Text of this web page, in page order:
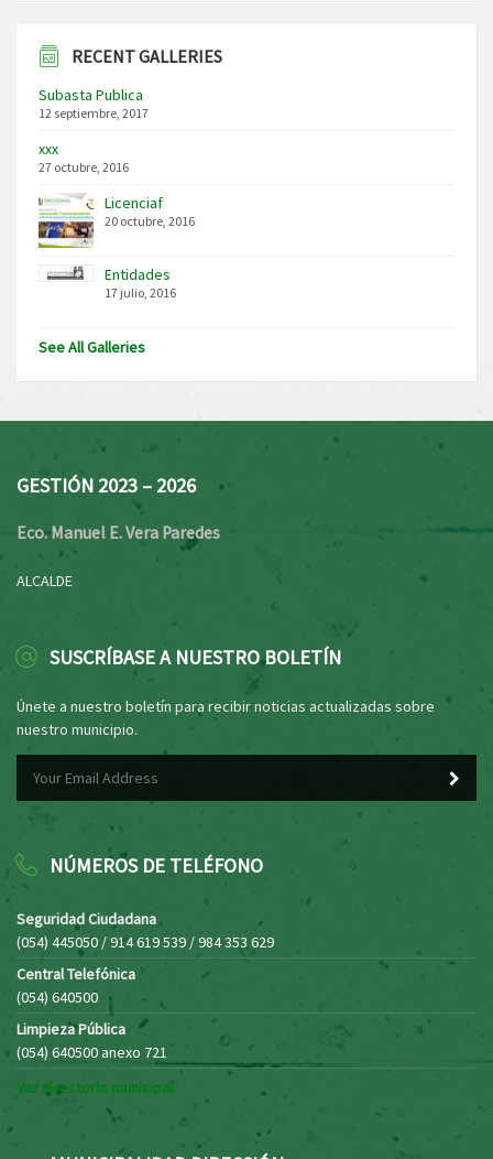
RECENT GALLERIES
Subasta Publica
12 septiembre, 2017
xxx
27 octubre, 2016
Licenciaf
20 octubre, 2016
Entidades
17 julio, 2016
See All Galleries
GESTIÓN 2023 – 2026
Eco. Manuel E. Vera Paredes
ALCALDE
SUSCRÍBASE A NUESTRO BOLETÍN
Únete a nuestro boletín para recibir noticias actualizadas sobre
nuestro municipio.
NÚMEROS DE TELÉFONO
Seguridad Ciudadana
(054) 445050 / 914 619 539 / 984 353 629
Central Telefónica
(054) 640500
Limpieza Pública
(054) 640500 anexo 721
Ver directorio municipal